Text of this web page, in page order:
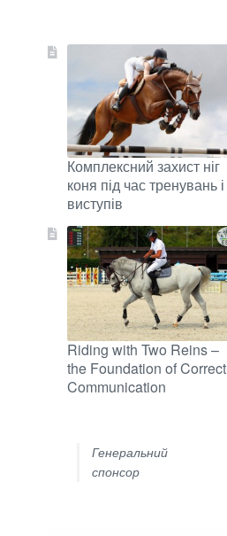
Комплексний захист ніг
коня під час тренувань і
виступів
Riding with Two Reins –
the Foundation of Correct
Communication
Генеральний
спонсор